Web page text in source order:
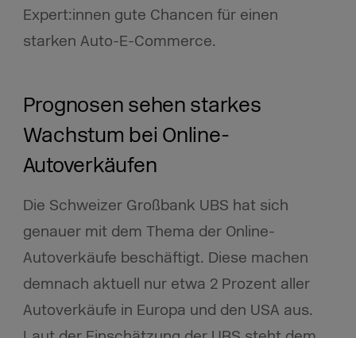
Expert:innen gute Chancen für einen
starken Auto-E-Commerce.
Prognosen sehen starkes
Wachstum bei Online-
Autoverkäufen
Die Schweizer Großbank UBS hat sich
genauer mit dem Thema der Online-
Autoverkäufe beschäftigt. Diese machen
demnach aktuell nur etwa 2 Prozent aller
Autoverkäufe in Europa und den USA aus.